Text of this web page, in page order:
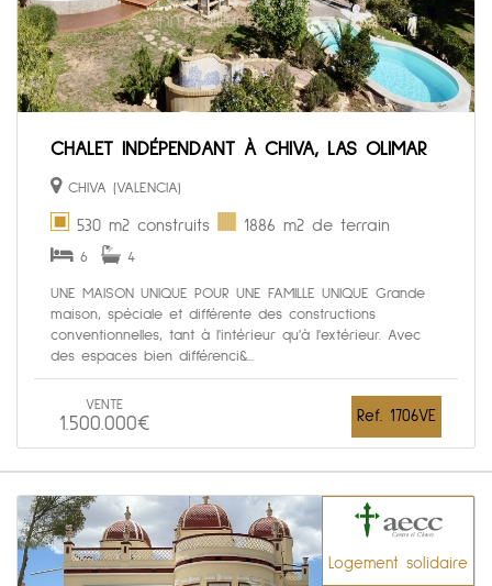
CHALET INDÉPENDANT À CHIVA, LAS OLIMAR
CHIVA (VALENCIA)
530 m2 construits 1886 m2 de terrain
6 4
UNE MAISON UNIQUE POUR UNE FAMILLE UNIQUE Grande
maison, spéciale et différente des constructions
conventionnelles, tant à l'intérieur qu'à l'extérieur. Avec
des espaces bien différenci&...
VENTE
1.500.000€ Ref. 1706VE
Logement solidaire